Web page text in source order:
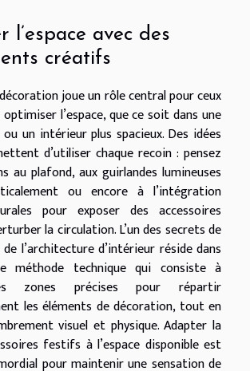
l’espace avec des
créatifs
joue un rôle central pour ceux
l’espace, que ce soit dans une
un intérieur plus spacieux. Des idées
d’utiliser chaque recoin : pensez
au plafond, aux guirlandes lumineuses
ou encore à l’intégration
pour exposer des accessoires
la circulation. L’un des secrets de
l’architecture d’intérieur réside dans
méthode technique qui consiste à
zones précises pour répartir
les éléments de décoration, tout en
visuel et physique. Adapter la
festifs à l’espace disponible est
pour maintenir une sensation de